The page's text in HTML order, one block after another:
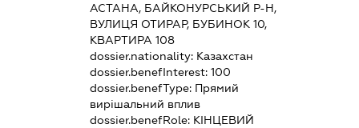
АСТАНА, БАЙКОНУРСЬКИЙ Р-Н,
ВУЛИЦЯ ОТИРАР, БУБИНОК 10,
КВАРТИРА 108
dossier.nationality: Казахстан
dossier.benefInterest: 100
dossier.benefType: Прямий
вирішальний вплив
dossier.benefRole: КІНЦЕВИЙ